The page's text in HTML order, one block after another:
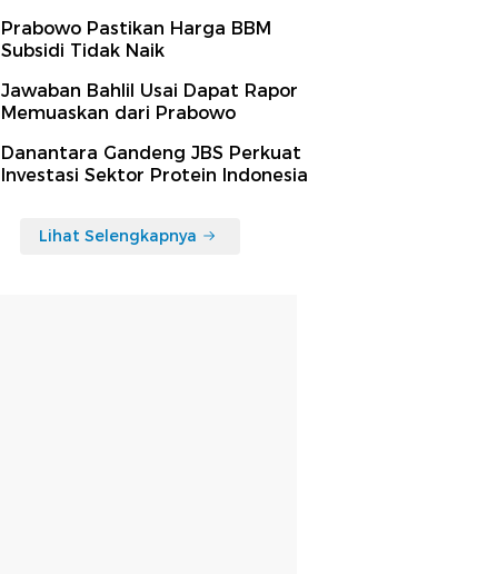
Prabowo Pastikan Harga BBM
Subsidi Tidak Naik
Jawaban Bahlil Usai Dapat Rapor
Memuaskan dari Prabowo
Danantara Gandeng JBS Perkuat
Investasi Sektor Protein Indonesia
Lihat Selengkapnya